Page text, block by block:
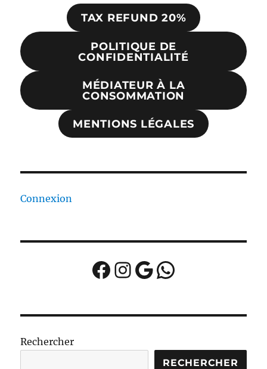
TAX REFUND 20%
POLITIQUE DE
CONFIDENTIALITÉ
MÉDIATEUR À LA
CONSOMMATION
MENTIONS LÉGALES
Connexion
Facebook
Instagram
Google
WhatsApp
Rechercher
RECHERCHER